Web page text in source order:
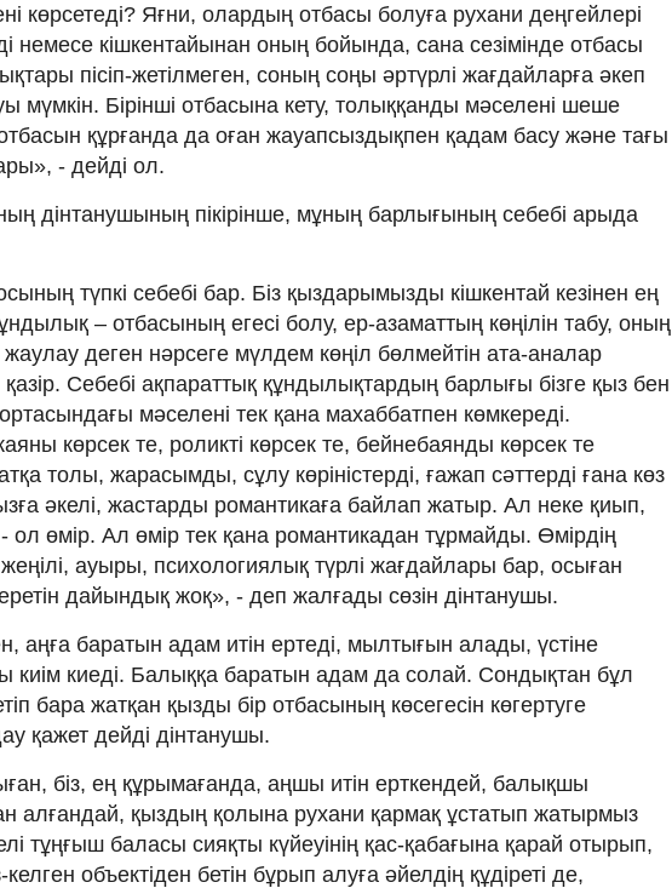
көрсетеді? Яғни, олардың отбасы болуға рухани деңгейлері
немесе кішкентайынан оның бойында, сана сезімінде отбасы
пісіп-жетілмеген, соның соңы әртүрлі жағдайларға әкеп
мүмкін. Бірінші отбасына кету, толыққанды мәселені шеше
құрғанда да оған жауапсыздықпен қадам басу және тағы
- дейді ол.
дінтанушының пікірінше, мұның барлығының себебі арыда
түпкі себебі бар. Біз қыздарымызды кішкентай кезінен ең
– отбасының егесі болу, ер-азаматтың көңілін табу, оның
жаулау деген нәрсеге мүлдем көңіл бөлмейтін ата-аналар
қазір. Себебі ақпараттық құндылықтардың барлығы бізге қыз бен
ортасындағы мәселені тек қана махаббатпен көмкереді.
көрсек те, роликті көрсек те, бейнебаянды көрсек те
толы, жарасымды, сұлу көріністерді, ғажап сәттерді ғана көз
әкелі, жастарды романтикаға байлап жатыр. Ал неке қиып,
ол өмір. Ал өмір тек қана романтикадан тұрмайды. Өмірдің
ауыры, психологиялық түрлі жағдайлары бар, осыған
дайындық жоқ», - деп жалғады сөзін дінтанушы.
аңға баратын адам итін ертеді, мылтығын алады, үстіне
киім киеді. Балыққа баратын адам да солай. Сондықтан бұл
бара жатқан қызды бір отбасының көсегесін көгертуге
қажет дейді дінтанушы.
біз, ең құрымағанда, аңшы итін ерткендей, балықшы
алғандай, қыздың қолына рухани қармақ ұстатып жатырмыз
тұңғыш баласы сияқты күйеуінің қас-қабағына қарай отырып,
объектіден бетін бұрып алуға әйелдің құдіреті де,